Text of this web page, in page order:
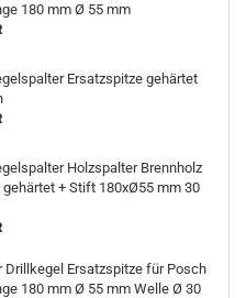
180 mm Ø 55 mm
Ersatzspitze gehärtet
Holzspalter Brennholz
gehärtet + Stift 180xØ55 mm 30
Drillkegel Ersatzspitze für Posch
180 mm Ø 55 mm Welle Ø 30